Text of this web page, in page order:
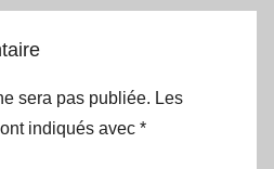
sera pas publiée. Les
indiqués avec *